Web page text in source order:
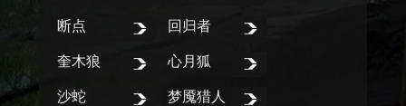
断点 回归者
奎木狼 心月狐
沙蛇 梦魇猎人